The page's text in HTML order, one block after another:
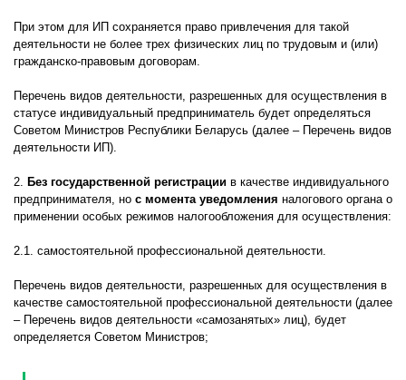
При этом для ИП сохраняется право привлечения для такой
деятельности не более трех физических лиц по трудовым и (или)
гражданско-правовым договорам.
Перечень видов деятельности, разрешенных для осуществления в
статусе индивидуальный предприниматель будет определяться
Советом Министров Республики Беларусь (далее – Перечень видов
деятельности ИП).
2. Без государственной регистрации в качестве индивидуального
предпринимателя, но с момента уведомления налогового органа о
применении особых режимов налогообложения для осуществления:
2.1. самостоятельной профессиональной деятельности.
Перечень видов деятельности, разрешенных для осуществления в
качестве самостоятельной профессиональной деятельности (далее
– Перечень видов деятельности «самозанятых» лиц), будет
определяется Советом Министров;